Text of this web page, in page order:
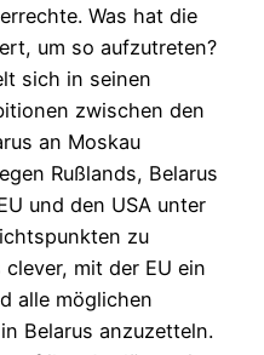
Was hat die
um so aufzutreten?
sich in seinen
zwischen den
an Moskau
Rußlands, Belarus
und den USA unter
zu
mit der EU ein
alle möglichen
Belarus anzuzetteln.